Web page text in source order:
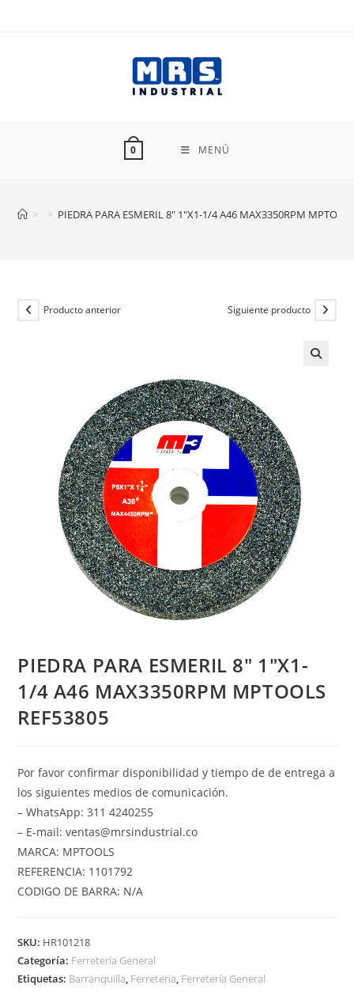
0 MENÚ
> > PIEDRA PARA ESMERIL 8″ 1″X1-1/4 A46 MAX3350RPM
Producto anterior Siguiente producto
PIEDRA PARA ESMERIL 8″ 1″X1-
1/4 A46 MAX3350RPM MPTOOLS
REF53805
Por favor confirmar disponibilidad y tiempo de de entrega a
los siguientes medios de comunicación.
– WhatsApp: 311 4240255
– E-mail: ventas@mrsindustrial.co
MARCA: MPTOOLS
REFERENCIA: 1101792
CODIGO DE BARRA: N/A
SKU: HR101218
Categoría: Ferretería General
Etiquetas: Barranquilla, Ferreteria, Ferretería General